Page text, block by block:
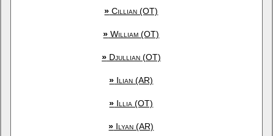
» Cillian (OT)
» William (OT)
»Djullian (OT)
» Ilian (AR)
» Illia (OT)
» Ilyan (AR)